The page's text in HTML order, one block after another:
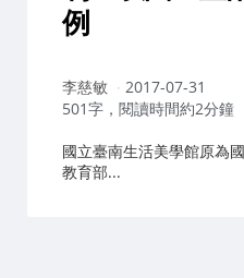
例
作
者：
李慈敏
2017-07-31
501字，閱讀時間約2分鐘
國立臺南生活美學館原為
教育部...